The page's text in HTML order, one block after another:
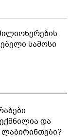
სამოსი
და
ლაბირინთები?